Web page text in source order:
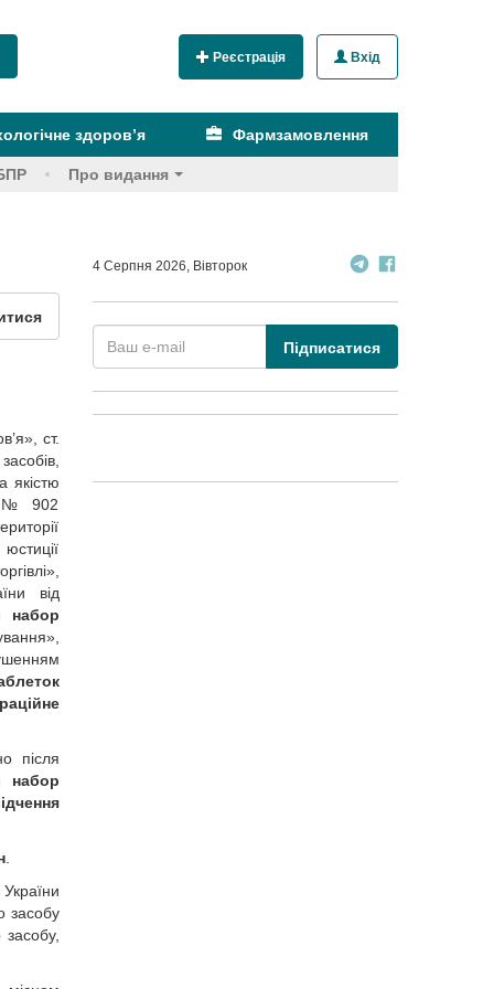
Реєстрація Вхід
здоров’я Фармзамовлення
Про видання
ст.
якістю
№ 902
від
набор
після
набор
засобу
4 Серпня 2026, Вівторок
Підписатися